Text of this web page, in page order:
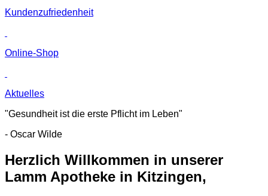
Kunden­zufriedenheit
Online-Shop
Aktuelles
"Gesundheit ist die erste Pflicht im Leben"
- Oscar Wilde
Herzlich Willkommen in unserer
Lamm Apotheke in Kitzingen,